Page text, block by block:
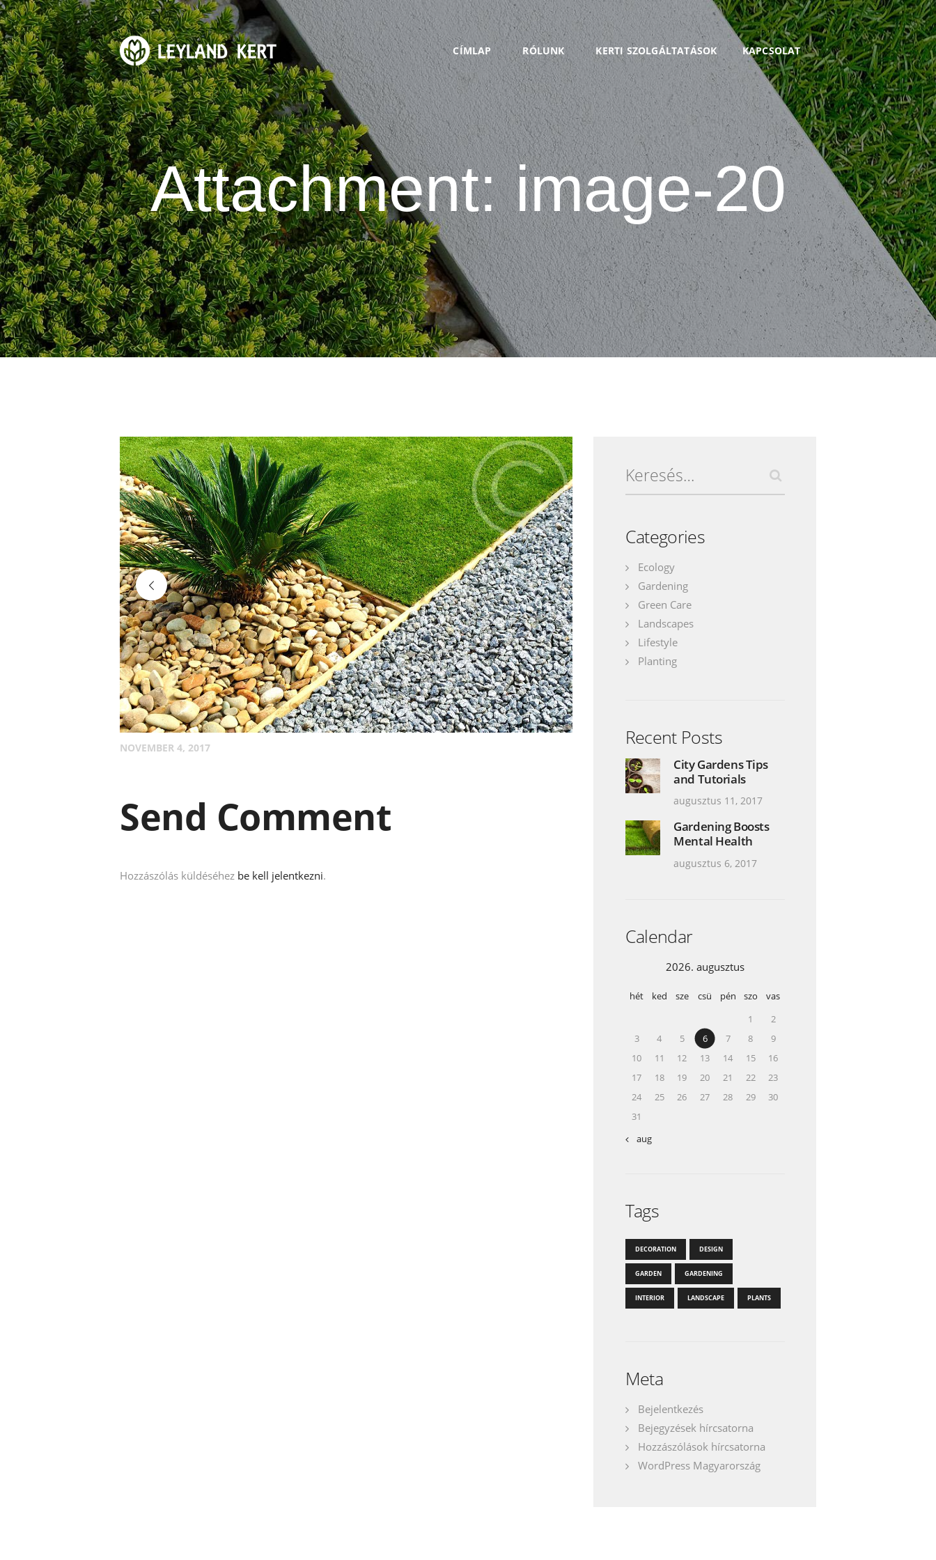
CÍMLAP RÓLUNK KERTI SZOLGÁLTATÁSOK KAPCSOLAT
Attachment: image-20
CÍMLAP
RÓLUNK
KERTI
SZOLGÁLTATÁSOK
KAPCSOLAT
image-8
NOVEMBER 4, 2017
Send Comment
Hozzászólás küldéséhez be kell jelentkezni.
Categories
Ecology
Gardening
Green Care
Landscapes
Lifestyle
Planting
Recent Posts
City Gardens Tips
and Tutorials
augusztus 11, 2017
Gardening Boosts
Mental Health
augusztus 6, 2017
Calendar
2026. augusztus
hét ked sze csü pén szo
vas
1
2
3
4 5 6 7 8
9
10
11 12 13 14 15
16
17
18 19 20 21 22
23
24
25 26 27 28 29
30
31
« aug
Tags
DECORATION DESIGN
GARDEN GARDENING
INTERIOR LANDSCAPE PLANTS
Meta
Bejelentkezés
Bejegyzések hírcsatorna
Hozzászólások hírcsatorna
WordPress Magyarország